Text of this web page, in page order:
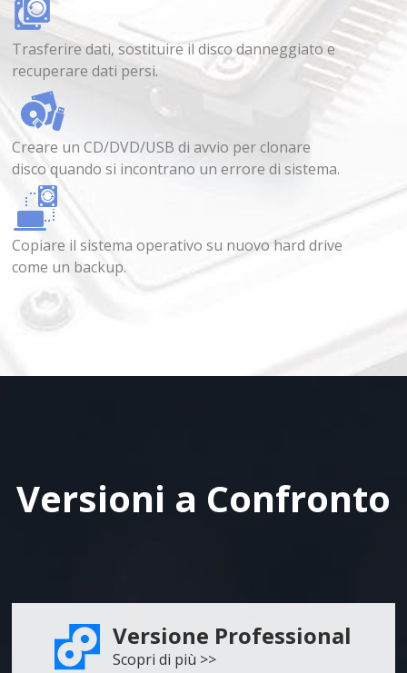
Trasferire dati, sostituire il disco danneggiato e
recuperare dati persi.
Creare un CD/DVD/USB di avvio per clonare
disco quando si incontrano un errore di sistema.
Copiare il sistema operativo su nuovo hard drive
come un backup.
Versioni a Confronto
 Versione Professional
Scopri di più >>